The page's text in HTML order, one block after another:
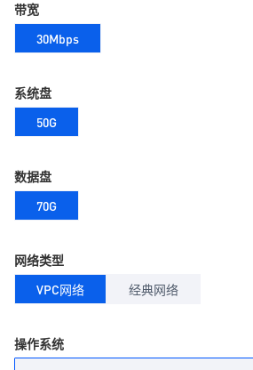
带宽
30Mbps
系统盘
50G
数据盘
70G
网络类型
VPC网络
经典网络
操作系统